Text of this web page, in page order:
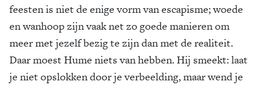
feesten is niet de enige vorm van escapisme; woede
en wanhoop zijn vaak net zo goede manieren om
meer met jezelf bezig te zijn dan met de realiteit.
Daar moest Hume niets van hebben. Hij smeekt: laat
je niet opslokken door je verbeelding, maar wend je